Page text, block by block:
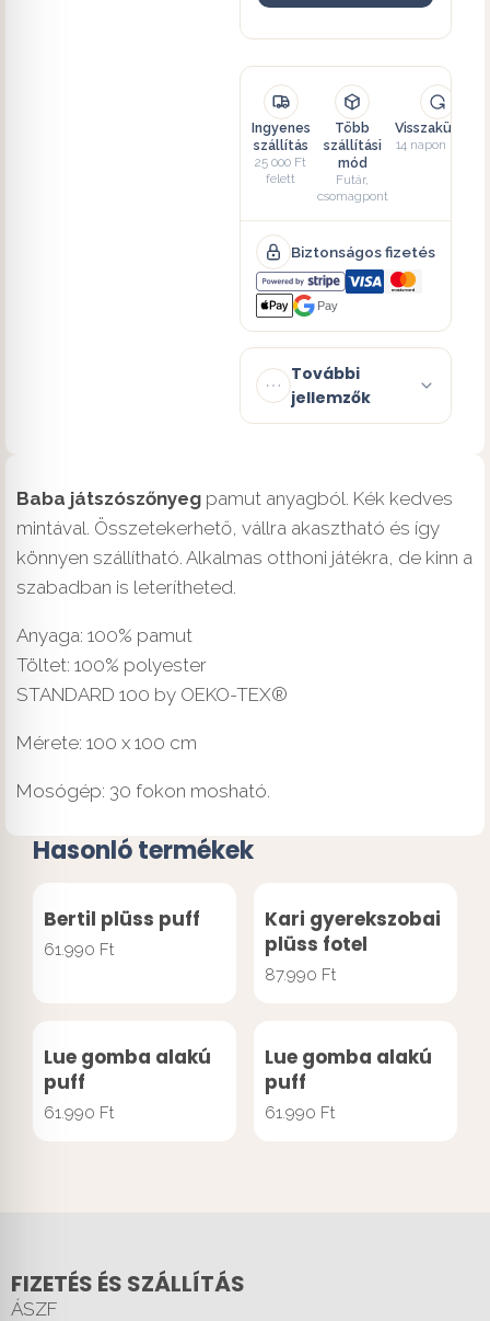
Ingyenes
szállítás
25 000 Ft
felett
Több
szállítási
mód
Futár,
csomagpont
Visszaküldés
14 napon belül
Biztonságos fizetés
Pay
További
jellemzők
Baba játszószőnyeg pamut anyagból. Kék kedves
mintával. Összetekerhető, vállra akasztható és így
könnyen szállítható. Alkalmas otthoni játékra, de kinn a
szabadban is leterítheted.
Anyaga: 100% pamut
Töltet: 100% polyester
STANDARD 100 by OEKO-TEX®
Mérete: 100 x 100 cm
Mosógép: 30 fokon mosható.
Hasonló termékek
Bertil plüss puff
61.990 Ft
Kari gyerekszobai
plüss fotel
87.990 Ft
Lue gomba alakú
puff
61.990 Ft
Lue gomba alakú
puff
61.990 Ft
FIZETÉS ÉS SZÁLLÍTÁS
ÁSZF